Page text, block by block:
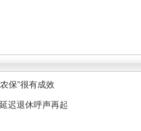
保”很有成效
迟退休呼声再起